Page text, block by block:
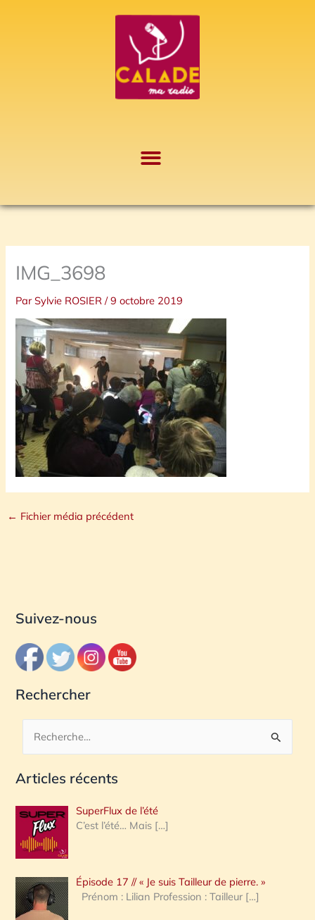
IMG_3698
ParSylvie ROSIER/9 octobre 2019
← Fichier média précédent
Suivez-nous
Rechercher
c
e
r
c
h
e
Articles récents
SuperFlux de l’été
C’est l’été… Mais […]
Épisode 17 // « Je suis Tailleur de pierre. »
Prénom : Lilian Profession : Tailleur […]